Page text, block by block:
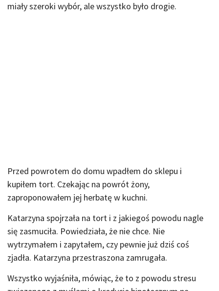
miały szeroki wybór, ale wszystko było drogie.
Przed powrotem do domu wpadłem do sklepu i
kupiłem tort. Czekając na powrót żony,
zaproponowałem jej herbatę w kuchni.
Katarzyna spojrzała na tort i z jakiegoś powodu nagle
się zasmuciła. Powiedziała, że nie chce. Nie
wytrzymałem i zapytałem, czy pewnie już dziś coś
zjadła. Katarzyna przestraszona zamrugała.
Wszystko wyjaśniła, mówiąc, że to z powodu stresu